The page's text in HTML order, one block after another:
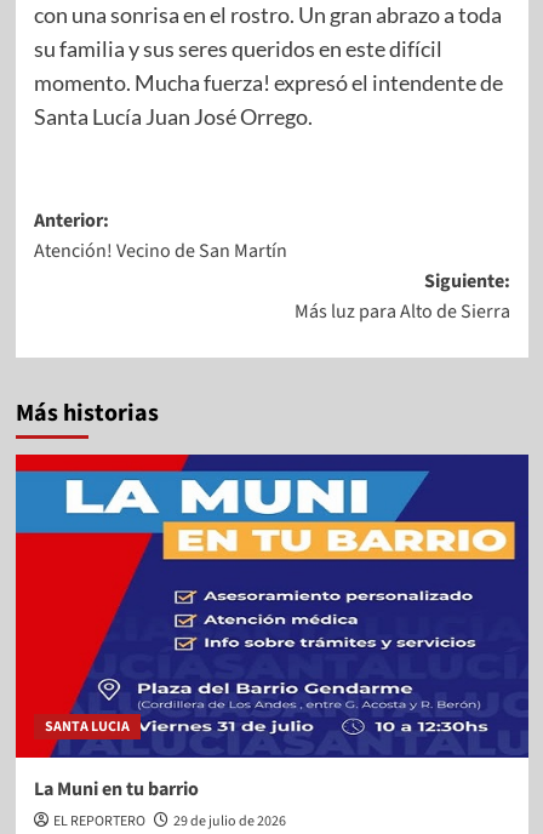
con una sonrisa en el rostro. Un gran abrazo a toda
su familia y sus seres queridos en este difícil
momento. Mucha fuerza! expresó el intendente de
Santa Lucía Juan José Orrego.
Anterior:
Atención! Vecino de San Martín
Siguiente:
Más luz para Alto de Sierra
Más historias
SANTA LUCIA
La Muni en tu barrio
EL REPORTERO 29 de julio de 2026